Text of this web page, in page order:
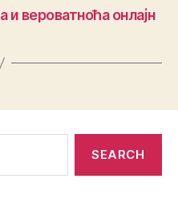
и вероватноћа онлајн